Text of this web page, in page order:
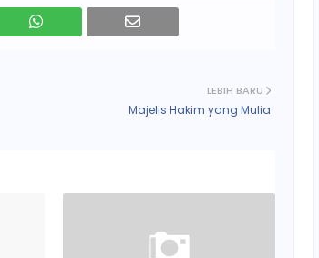
LEBIH BARU
Majelis Hakim yang Mulia